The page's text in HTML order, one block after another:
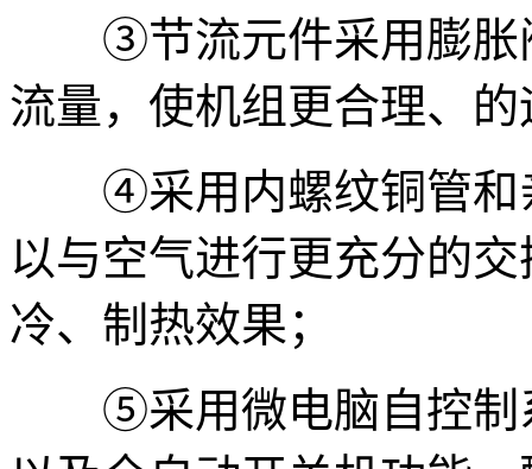
③节流元件采用膨胀
流量，使机组更合理、的
④采用内螺纹铜管和
以与空气进行更充分的
冷、制热效果；
⑤采用微电脑自控制